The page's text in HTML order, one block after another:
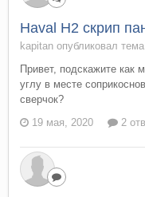
Haval H2 скрип
kapitan опубликовал
Привет, подскажите как
углу в месте
сверчок?
19 мая, 2020
2